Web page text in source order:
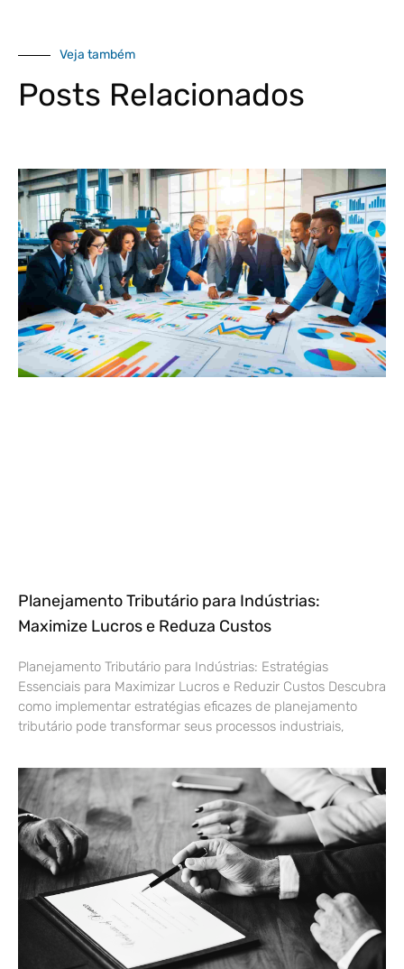
Veja também
Posts Relacionados
Planejamento Tributário para Indústrias:
Maximize Lucros e Reduza Custos
Planejamento Tributário para Indústrias: Estratégias
Essenciais para Maximizar Lucros e Reduzir Custos Descubra
como implementar estratégias eficazes de planejamento
tributário pode transformar seus processos industriais,